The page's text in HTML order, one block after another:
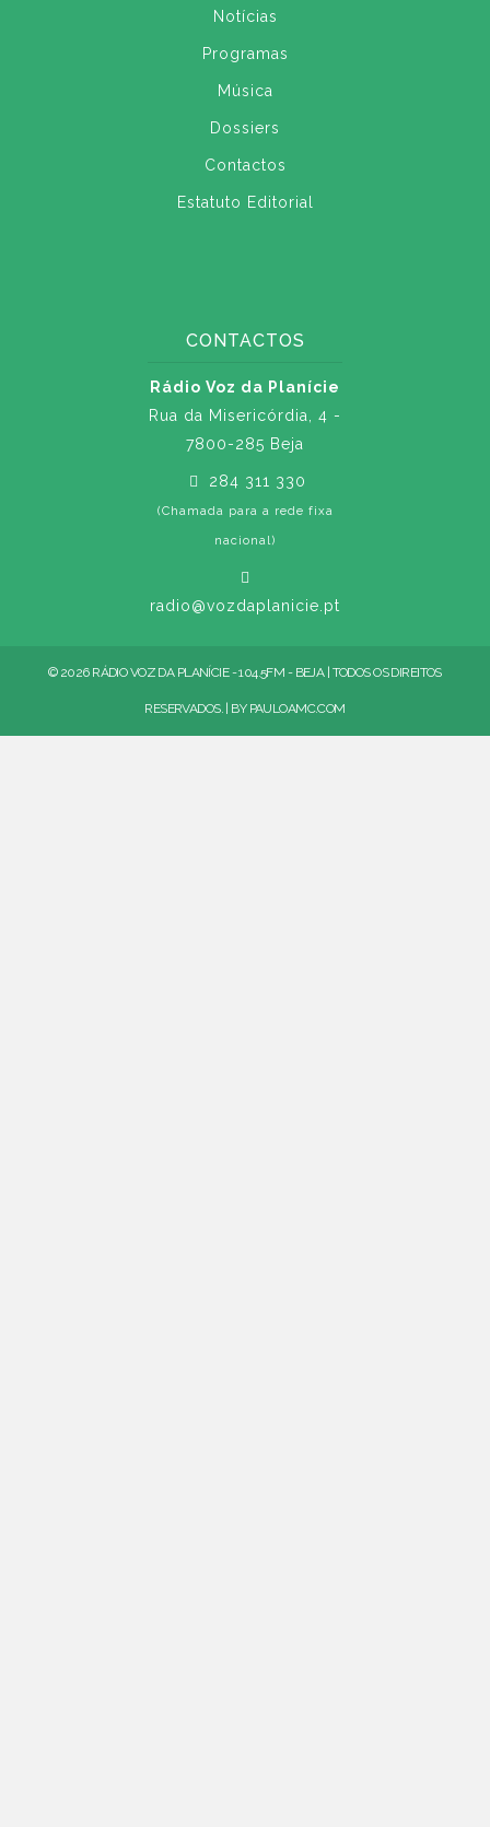
Notícias
Programas
Música
Dossiers
Contactos
Estatuto Editorial
CONTACTOS
Rádio Voz da Planície
Rua da Misericórdia, 4 -
7800-285 Beja
284 311 330
(Chamada para a rede fixa
nacional)
radio@vozdaplanicie.pt
© 2026 RÁDIO VOZ DA PLANÍCIE - 104.5FM - BEJA | TODOS OS DIREITOS
RESERVADOS. | BY PAULOAMC.COM